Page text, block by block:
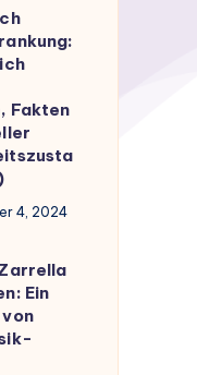
Fakten
4, 2024
Ein